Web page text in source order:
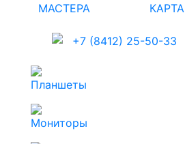
МАСТЕРА КАРТА
+7 (8412) 25-50-33
Планшеты
Мониторы